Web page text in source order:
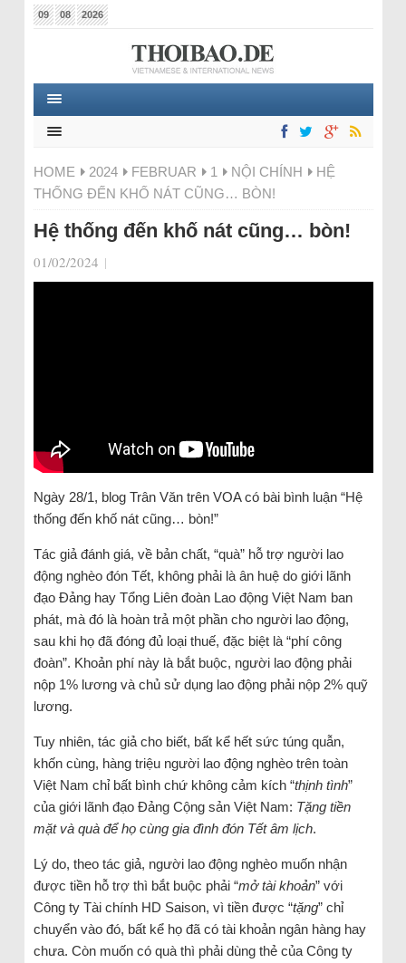
09 08 2026
HOME 2024 FEBRUAR 1 NỘI CHÍNH
HỆ
THỐNG ĐẾN KHỐ NÁT CŨNG… BÒN!
Hệ thống đến khố nát cũng… bòn!
01/02/2024 |
Ngày 28/1, blog Trân Văn trên VOA có bài bình luận “Hệ
thống đến khố nát cũng… bòn!”
Tác giả đánh giá, về bản chất, “quà” hỗ trợ người lao
động nghèo đón Tết, không phải là ân huệ do giới lãnh
đạo Đảng hay Tổng Liên đoàn Lao động Việt Nam ban
phát, mà đó là hoàn trả một phần cho người lao động,
sau khi họ đã đóng đủ loại thuế, đặc biệt là “phí công
đoàn”. Khoản phí này là bắt buộc, người lao động phải
nộp 1% lương và chủ sử dụng lao động phải nộp 2% quỹ
lương.
Tuy nhiên, tác giả cho biết, bất kể hết sức túng quẫn,
khốn cùng, hàng triệu người lao động nghèo trên toàn
Việt Nam chỉ bất bình chứ không cảm kích “thịnh tình”
của giới lãnh đạo Đảng Cộng sản Việt Nam: Tặng tiền
mặt và quà để họ cùng gia đình đón Tết âm lịch.
Lý do, theo tác giả, người lao động nghèo muốn nhận
được tiền hỗ trợ thì bắt buộc phải “mở tài khoản” với
Công ty Tài chính HD Saison, vì tiền được “tặng” chỉ
chuyển vào đó, bất kể họ đã có tài khoản ngân hàng hay
chưa. Còn muốn có quà thì phải dùng thẻ của Công ty